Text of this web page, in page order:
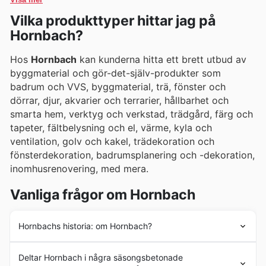
Vilka produkttyper hittar jag på
Hornbach?
Hos Hornbach kan kunderna hitta ett brett utbud av
byggmaterial och gör-det-själv-produkter som
badrum och VVS, byggmaterial, trä, fönster och
dörrar, djur, akvarier och terrarier, hållbarhet och
smarta hem, verktyg och verkstad, trädgård, färg och
tapeter, fältbelysning och el, värme, kyla och
ventilation, golv och kakel, trädekoration och
fönsterdekoration, badrumsplanering och -dekoration,
inomhusrenovering, med mera.
Vanliga frågor om Hornbach
Hornbachs historia: om Hornbach?
Hornbachöppnade en liten verkstad i Landau,
Deltar Hornbach i några säsongsbetonade